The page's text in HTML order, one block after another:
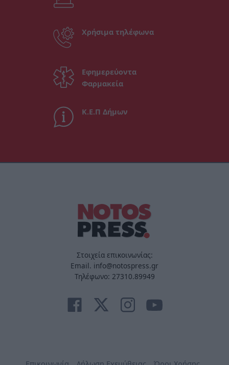
Χρήσιμα τηλέφωνα
Εφημερεύοντα
Φαρμακεία
Κ.Ε.Π Δήμων
Στοιχεία επικοινωνίας:
Email. info@notospress.gr
Τηλέφωνο: 27310.89949